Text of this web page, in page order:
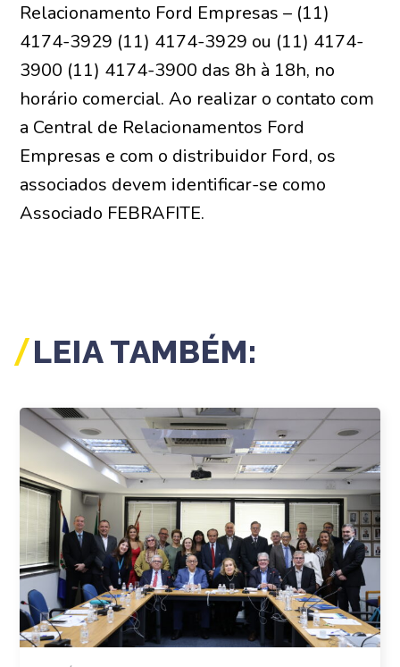
Relacionamento Ford Empresas – (11)
4174-3929 (11) 4174-3929 ou (11) 4174-
3900 (11) 4174-3900 das 8h à 18h, no
horário comercial. Ao realizar o contato com
a Central de Relacionamentos Ford
Empresas e com o distribuidor Ford, os
associados devem identificar-se como
Associado FEBRAFITE.
LEIA TAMBÉM: